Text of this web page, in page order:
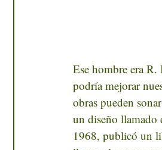
Ese hombre era
podría mejorar
obras pueden
un diseño llamado
1968, publicó un